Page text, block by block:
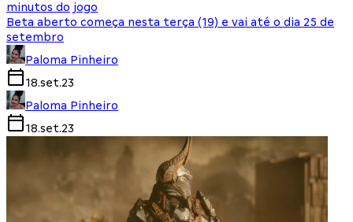
minutos do jogo
Beta aberto começa nesta terça (19) e vai até o dia 25 de
setembro
Paloma Pinheiro
18.set.23
Paloma Pinheiro
18.set.23